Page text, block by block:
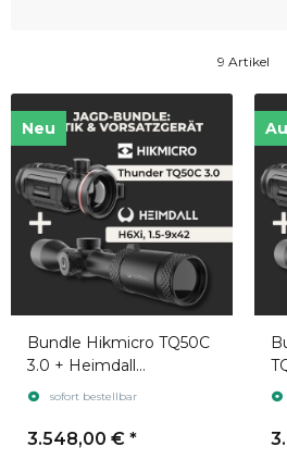
9 Artikel
Neu
Bundle Hikmicro TQ50C
3.0 + Heimdall
Zielfernrohr H6Xi 1.5-
sofort bestellbar
3.548,00 € *